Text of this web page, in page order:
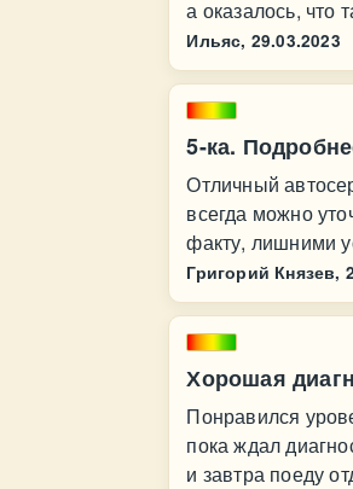
а оказалось, что
Ильяс, 29.03.2023
5-ка.
Отличный
всегда можно
факту, лишними
Григорий Князев,
Хорошая
Понравился
пока ждал
и завтра поеду